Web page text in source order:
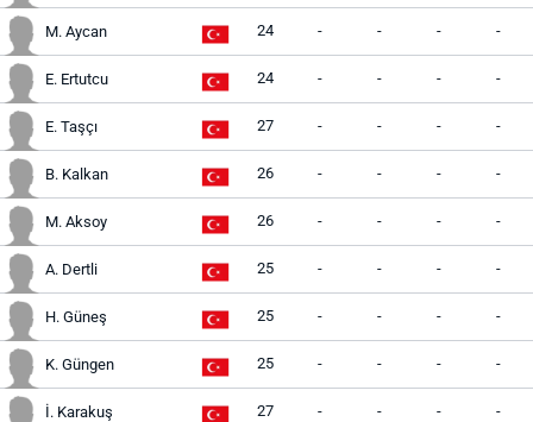
M. Aycan 24 - - - -
E. Ertutcu 24 - - - -
E. Taşçı 27 - - - -
B. Kalkan 26 - - - -
M. Aksoy 26 - - - -
A. Dertli 25 - - - -
H. Güneş 25 - - - -
K. Güngen 25 - - - -
İ. Karakuş 27 - - - -